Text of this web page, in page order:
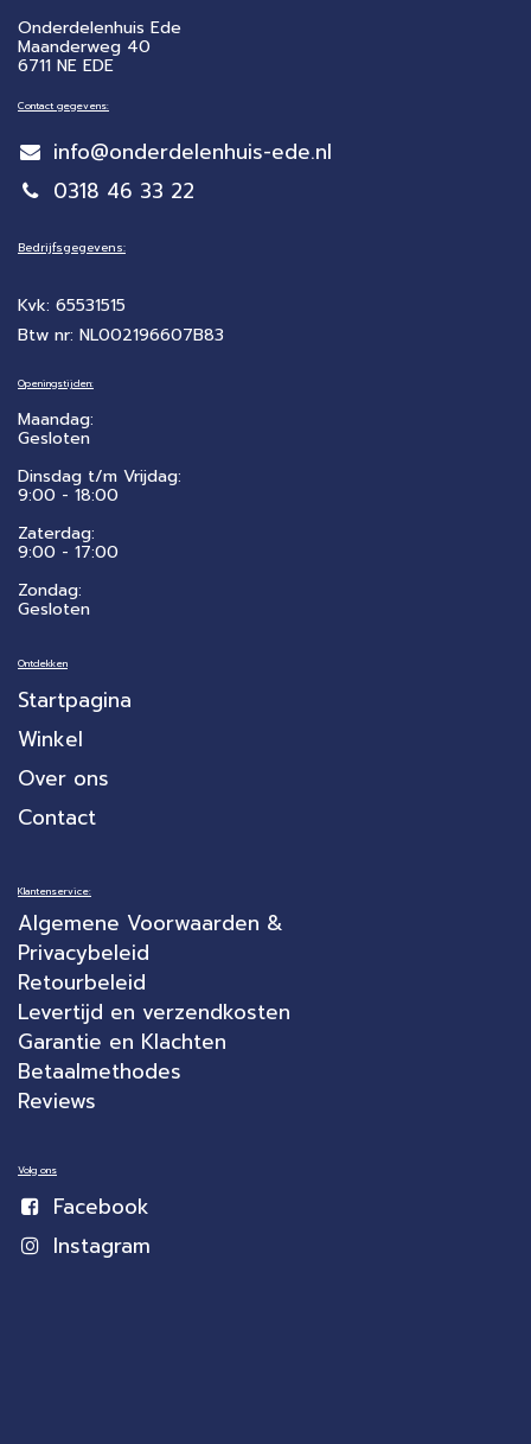
Onderdelenhuis Ede
Maanderweg 40
6711 NE EDE
Contact gegevens:
info@onderdelenhuis-ede.nl
0318 46 33 22
Bedrijfsgegevens:
Kvk: 65531515
Btw nr: NL002196607B83
Openingstijden:
Maandag:
Gesloten
Dinsdag t/m Vrijdag:
9:00 - 18:00
Zaterdag:
​9:00 - 17:00
Zondag:
Gesloten
Ontdekken
Startpagina
Winkel
Over ons
Contact
Klantenservice:
Algemene Voorwaarden &
Privacybeleid
Retourbeleid
Levertijd en verzendkosten
Garantie en Klachten
Betaalmethodes
Reviews
Volg ons
Facebook
Instagram